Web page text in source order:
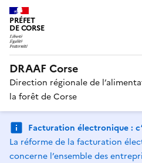
PRÉFET
DE CORSE
DRAAF Corse
Direction régionale de
la forêt de Corse
Facturation électronique :
La réforme de la facturation
concerne l’ensemble des